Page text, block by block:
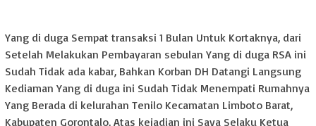
Yang di duga Sempat transaksi 1 Bulan Untuk Kortaknya, dari
Setelah Melakukan Pembayaran sebulan Yang di duga RSA ini
Sudah Tidak ada kabar, Bahkan Korban DH Datangi Langsung
Kediaman Yang di duga ini Sudah Tidak Menempati Rumahnya
Yang Berada di kelurahan Tenilo Kecamatan Limboto Barat,
Kabupaten Gorontalo, Atas kejadian ini Saya Selaku Ketua